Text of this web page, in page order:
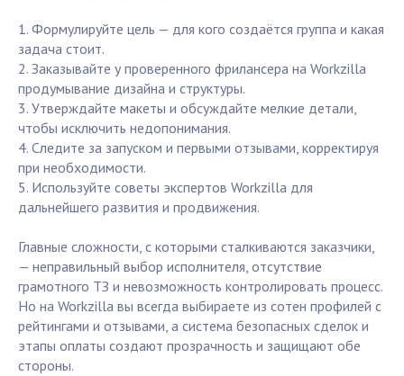
1. Формулируйте цель — для кого создаётся группа и какая
задача стоит.
2. Заказывайте у проверенного фрилансера на Workzilla
продумывание дизайна и структуры.
3. Утверждайте макеты и обсуждайте мелкие детали,
чтобы исключить недопонимания.
4. Следите за запуском и первыми отзывами, корректируя
при необходимости.
5. Используйте советы экспертов Workzilla для
дальнейшего развития и продвижения.
Главные сложности, с которыми сталкиваются заказчики,
— неправильный выбор исполнителя, отсутствие
грамотного ТЗ и невозможность контролировать процесс.
Но на Workzilla вы всегда выбираете из сотен профилей с
рейтингами и отзывами, а система безопасных сделок и
этапы оплаты создают прозрачность и защищают обе
стороны.